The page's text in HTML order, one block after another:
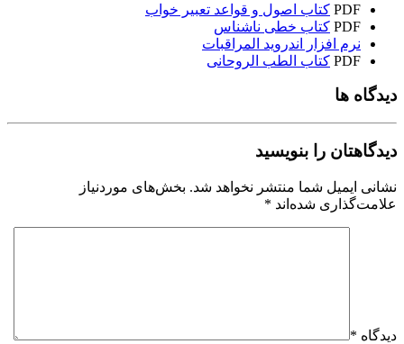
PDF کتاب اصول و قواعد تعبیر خواب
PDF کتاب خطی ناشناس
نرم افزار اندروید المراقبات
PDF کتاب الطب الروحانی
دیدگاه ها
دیدگاهتان را بنویسید
نشانی ایمیل شما منتشر نخواهد شد. بخش‌های موردنیاز
علامت‌گذاری شده‌اند *
دیدگاه *